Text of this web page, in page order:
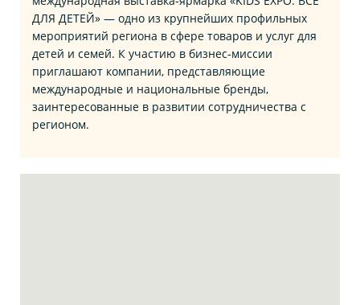
ДЛЯ ДЕТЕЙ» — одно из крупнейших профильных
мероприятий региона в сфере товаров и услуг для
детей и семей. К участию в бизнес‑миссии
приглашают компании, представляющие
международные и национальные бренды,
заинтересованные в развитии сотрудничества с
регионом.